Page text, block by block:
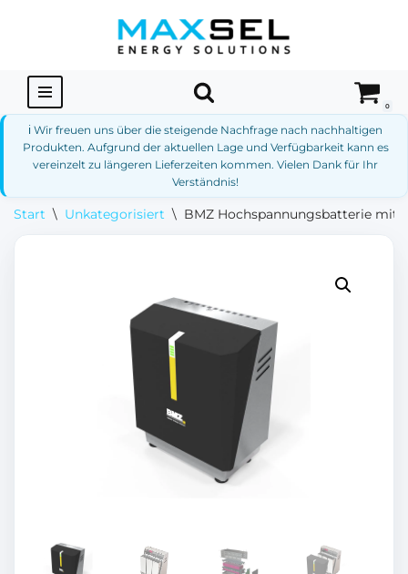
springen
0
ℹ️ Wir freuen uns über die steigende Nachfrage nach nachhaltigen
Produkten. Aufgrund der aktuellen Lage und Verfügbarkeit kann es
vereinzelt zu längeren Lieferzeiten kommen. Vielen Dank für Ihr
Verständnis!
Start \ Unkategorisiert \ BMZ Hochspannungsbatterie mit